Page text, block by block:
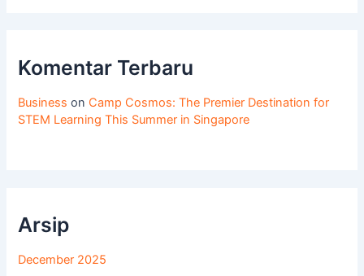
Komentar Terbaru
Business on Camp Cosmos: The Premier Destination for
STEM Learning This Summer in Singapore
Arsip
December 2025